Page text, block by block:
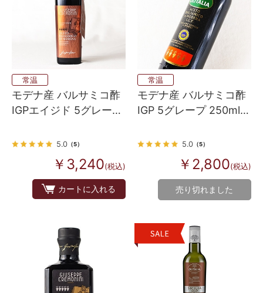
常温
モデナ産 バルサミコ酢
IGPエイジド 5グレープ
5.0（5）
￥3,240(税込)
カートに入れる
常温
モデナ産 バルサミコ酢
IGP 5グレープ 250ml
ド）
5.0（5）
￥2,800(税込)
売り切れました